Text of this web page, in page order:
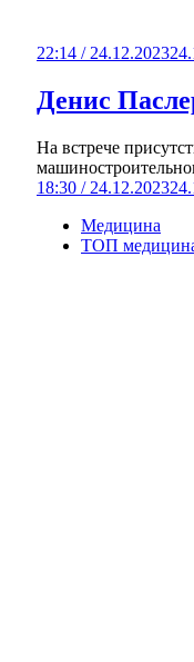
22:14 / 24.12.2023
Денис
На встрече
18:30 / 24.12.2023
Медицина
ТОП